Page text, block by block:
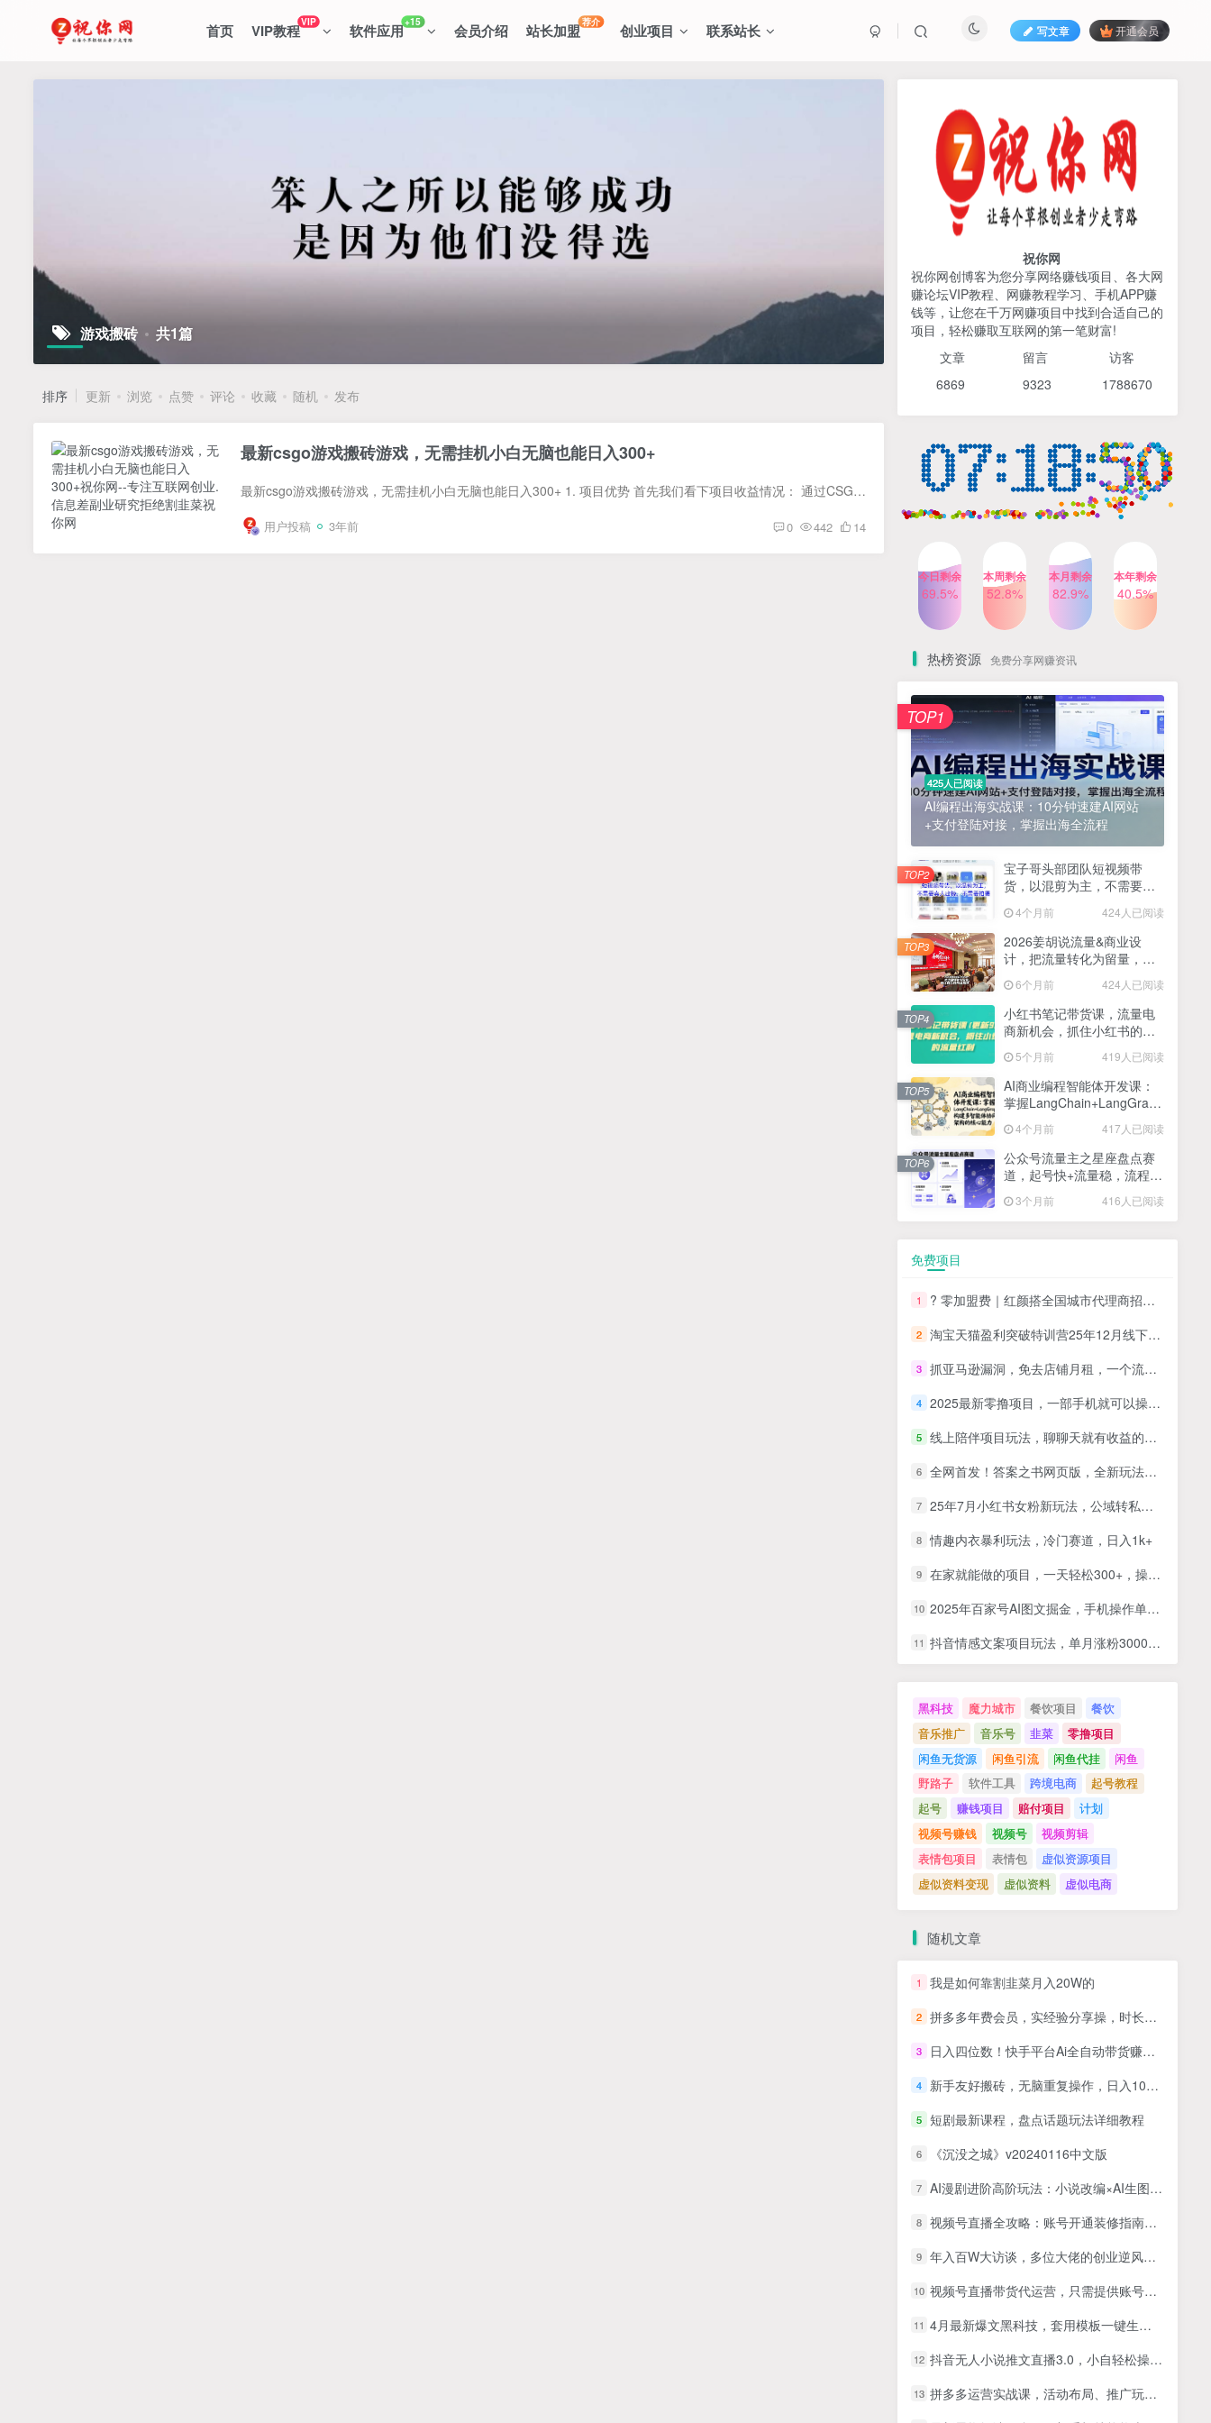
首页 VIP教程VIP 软件应用+15 会员介绍 站长加盟荐介 创业项目 联系站长 写文章 开通会员
游戏搬砖 共1篇
排序 更新 浏览 点赞 评论 收藏 随机 发布
最新csgo游戏搬砖游戏，无需挂机小白无脑也能日入300+
最新csgo游戏搬砖游戏，无需挂机小白无脑也能日入300+ 1. 项目优势 首先我们看下项目收益情况： 通过CSGO游戏买卖游戏装备，获取差价的项目。这个项目很稳定，已经存在几年，但是了解的人不多属...
用户投稿 3年前 0 442 14
425人已阅读
AI编程出海实战课：10分钟速建AI网站
+支付登陆对接，掌握出海全流程
TOP1
宝子哥头部团队短视频带
货，以混剪为主，不需要真
人出镜，不需要拍摄【更新
26年3月】
4个月前 424人已阅读
TOP2
计，把流量转化为留量，设
小红书笔记带货课，流量电
商新机会，抓住小红书的流
量红利(更新26年2月)
5个月前 419人已阅读
TOP4
AI商业编程智能体开发课：
TOP5
公众号流量主之星座盘点赛
道，起号快+流量稳，流程简
单，适合新手操作
3个月前 416人已阅读
TOP6
1 ? 零加盟费｜红颜搭全国城市代理商招募正式启动！
2 淘宝天猫盈利突破特训营25年12月线下课，系统性的深度剖析电商企业经营之道，打造电商标准化运营体系
3 抓亚马逊漏洞，免去店铺月租，一个流量大竞争小，让你有机会成大卖的赛道
2025最新零撸项目，一部手机就可以操作，20秒一单，零投入纯薅羊毛，无门槛，一天200+【揭秘】
5 线上陪伴项目玩法，聊聊天就有收益的项目，一个月收益5000+
6 全网首发！答案之书网页版，全新玩法，搭配文档和网页，日入1k+零门槛小白首选副业
7 25年7月小红书女粉新玩法，公域转私域变现，日轻松变现2张+，5分钟简单复制好上手
8 情趣内衣暴利玩法，冷门赛道，日入1k+
9 在家就能做的项目，一天轻松300+，操作简单上手快
10 2025年百家号AI图文掘金，手机操作单号月入4-5位数，低门槛【附指令+工具】
抖音情感文案项目玩法，单月涨粉3000+，新手小白也能做
祝你网
祝你网创博客为您分享网络赚钱项目、各大网
赚论坛VIP教程、网赚教程学习、手机APP赚
钱等，让您在千万网赚项目中找到合适自己的
项目，轻松赚取互联网的第一笔财富!
文章 留言 访客
6869 9323 1788670
今日剩余
69.5%
本周剩余
52.8%
本月剩余
82.9%
本年剩余
40.5%
热榜资源 免费分享网赚资讯
425人已阅读
AI编程出海实战课：10分钟速建AI网站
+支付登陆对接，掌握出海全流程
TOP1
宝子哥头部团队短视频带
货，以混剪为主，不需要真
26年3月】
4个月前 424人已阅读
TOP2
2026姜胡说流量&商业设
计，把流量转化为留量，设
6个月前 424人已阅读
TOP3
小红书笔记带货课，流量电
商新机会，抓住小红书的流
5个月前 419人已阅读
TOP4
AI商业编程智能体开发课：
掌握LangChain+LangGraph
心能力
4个月前 417人已阅读
TOP5
公众号流量主之星座盘点赛
道，起号快+流量稳，流程简
3个月前 416人已阅读
TOP6
免费项目
1 ? 零加盟费｜红颜搭全国城市代理商招募正式启动！
2 淘宝天猫盈利突破特训营25年12月线下课，系统性的深度剖析电商企业经营之道，打造电商标准化运营体系
3 抓亚马逊漏洞，免去店铺月租，一个流量大竞争小，让你有机会成大卖的赛道
4 2025最新零撸项目，一部手机就可以操作，20秒一单，零投入纯薅羊毛，无门槛，一天200+【揭秘】
5 线上陪伴项目玩法，聊聊天就有收益的项目，一个月收益5000+
6 全网首发！答案之书网页版，全新玩法，搭配文档和网页，日入1k+零门槛小白首选副业
7 25年7月小红书女粉新玩法，公域转私域变现，日轻松变现2张+，5分钟简单复制好上手
8 情趣内衣暴利玩法，冷门赛道，日入1k+
9 在家就能做的项目，一天轻松300+，操作简单上手快
10 2025年百家号AI图文掘金，手机操作单号月入4-5位数，低门槛【附指令+工具】
11 抖音情感文案项目玩法，单月涨粉3000+，新手小白也能做
黑科技 魔力城市 餐饮项目
餐饮
音乐推广
音乐号 韭菜
零撸项目
闲鱼无货源
闲鱼引流 闲鱼代挂
闲鱼
野路子
软件工具 跨境电商
起号教程
起号
赚钱项目 赔付项目
计划
视频号赚钱
视频号
视频剪辑
表情包项目
表情包
虚似资源项目
虚似资料变现
虚似资料 虚似电商
随机文章
1 我是如何靠割韭菜月入20W的
2 拼多多年费会员，实经验分享操，时长拉满，干货拉满(更新11月)
3 日入四位数！快手平台Ai全自动带货赚米，一刀不剪黑科技搬运，一键发布过原创
4 新手友好搬砖，无脑重复操作，日入1000+不夸张
5 短剧最新课程，盘点话题玩法详细教程
6 《沉没之城》v20240116中文版
7 AI漫剧进阶高阶玩法：小说改编×AI生图×视频生成×Seedance2.0配音×剪映剪辑×付费上传×接单变现
8 视频号直播全攻略：账号开通装修指南，新人首播流程，15种爆单话术模板
9 年入百W大访谈，多位大佬的创业逆风翻盘之路，看懂普通人逆袭的底层逻辑，找寻属于自己的创业方向
10 视频号直播带货代运营，只需提供账号，无需剪辑、直播和运营，只管坐收佣金【揭秘】
11 4月最新爆文黑科技，套用模板一键生成爆文，无脑复制粘贴，隔天出收益，…
12 抖音无人小说推文直播3.0，小自轻松操作，不需1000粉丝，主流蓝海项目，每天轻松500+
13 拼多多运营实战课，活动布局、推广玩法、投产优化，打造月入3w+赚钱店铺